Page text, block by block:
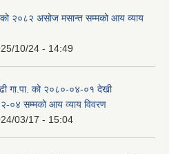
को २०८२ असोज मसान्त सम्मको आय व्याय
10/24 - 14:49
गा.पा. को २०८०-०४-०१ देखी
०४ सम्मको आय व्याय विवरण
03/17 - 15:04